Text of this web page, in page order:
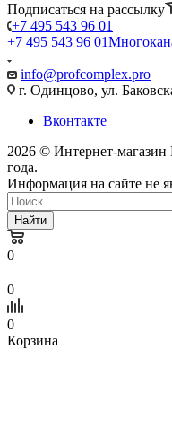
Подписаться на рассылку
+7 495 543 96 01
+7 495 543 96 01
info@profcomplex.pro
г. Одинцово, ул.
Вконтакте
2026 © Интернет-
года.
Информация на сайте не
Найти
0
0
0
Корзина